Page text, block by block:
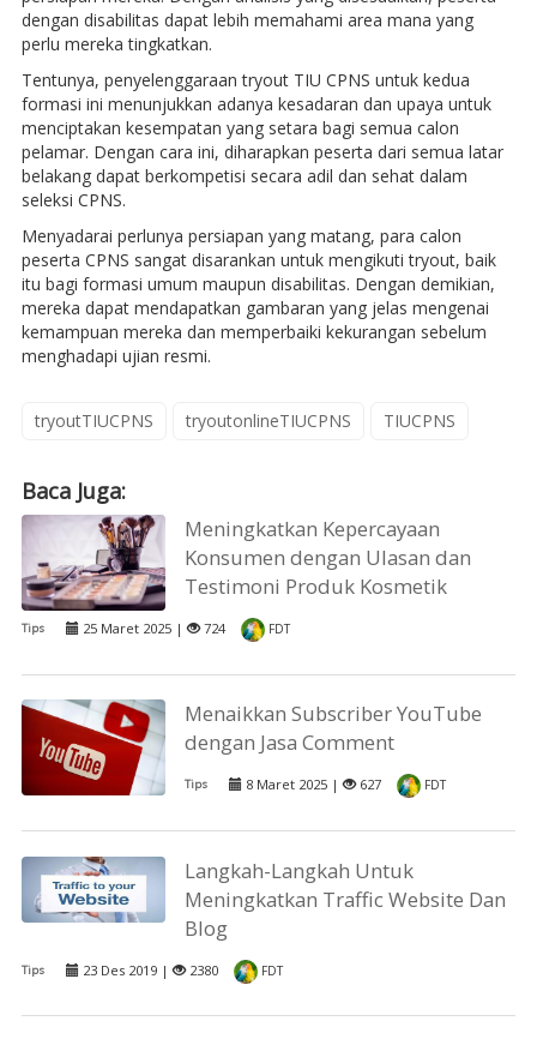
dengan disabilitas dapat lebih memahami area mana yang
perlu mereka tingkatkan.
Tentunya, penyelenggaraan tryout TIU CPNS untuk kedua
formasi ini menunjukkan adanya kesadaran dan upaya untuk
menciptakan kesempatan yang setara bagi semua calon
pelamar. Dengan cara ini, diharapkan peserta dari semua latar
belakang dapat berkompetisi secara adil dan sehat dalam
seleksi CPNS.
Menyadarai perlunya persiapan yang matang, para calon
peserta CPNS sangat disarankan untuk mengikuti tryout, baik
itu bagi formasi umum maupun disabilitas. Dengan demikian,
mereka dapat mendapatkan gambaran yang jelas mengenai
kemampuan mereka dan memperbaiki kekurangan sebelum
menghadapi ujian resmi.
tryoutTIUCPNS tryoutonlineTIUCPNS TIUCPNS
Baca Juga:
Meningkatkan Kepercayaan
Konsumen dengan Ulasan dan
Testimoni Produk Kosmetik
Tips 25 Maret 2025 | 724 FDT
Menaikkan Subscriber YouTube
dengan Jasa Comment
Tips 8 Maret 2025 | 627 FDT
Langkah-Langkah Untuk
Meningkatkan Traffic Website Dan
Blog
Tips 23 Des 2019 | 2380 FDT